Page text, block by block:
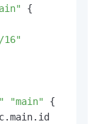
{
16"
"main"
{